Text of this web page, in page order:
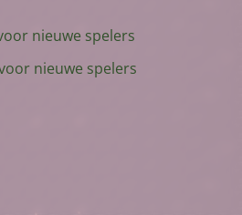
nieuwe spelers
nieuwe spelers